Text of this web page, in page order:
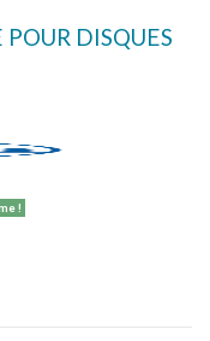
DISQUES
!